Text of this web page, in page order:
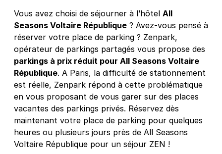
+ Abonnements disponibles
Paris - Bastille - Roquette Extérieur
33 rue de la Roquette
75011
Paris
4,5
(152 avis)
4 €/heure ,32 €/jour,100 €/semaine(tarifs dégressifs)
+ Abonnements disponibles
Vous avez choisi de séjourner à l’hôtel All
Seasons Voltaire République ? Avez-vous pensé à
réserver votre place de parking ? Zenpark,
opérateur de parkings partagés vous propose des
parkings à prix réduit pour All Seasons Voltaire
République. A Paris, la difficulté de stationnement
est réelle, Zenpark répond à cette problématique
en vous proposant de vous garer sur des places
vacantes des parkings privés. Réservez dès
maintenant votre place de parking pour quelques
heures ou plusieurs jours près de All Seasons
Voltaire République pour un séjour ZEN !